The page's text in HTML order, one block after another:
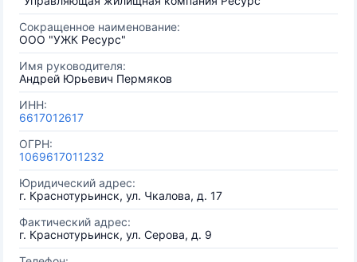
Сокращенное наименование:
ООО "УЖК Ресурс"
Имя руководителя:
Андрей Юрьевич Пермяков
ИНН:
6617012617
ОГРН:
1069617011232
Юридический адрес:
г. Краснотурьинск, ул. Чкалова, д. 17
Фактический адрес:
г. Краснотурьинск, ул. Серова, д. 9